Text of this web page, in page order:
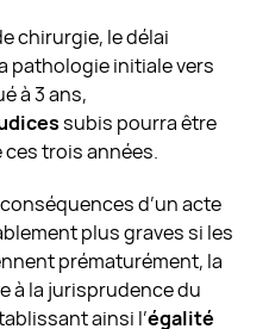
chirurgie, le délai
pathologie initiale vers
à 3 ans,
subis pourra être
trois années.
d’un acte
plus graves si les
prématurément, la
à la jurisprudence du
ainsi l’égalité